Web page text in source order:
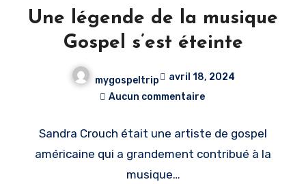
Une légende de la musique
Gospel s’est éteinte
mygospeltrip
avril 18, 2024
Aucun commentaire
Sandra Crouch était une artiste de gospel
américaine qui a grandement contribué à la
musique…